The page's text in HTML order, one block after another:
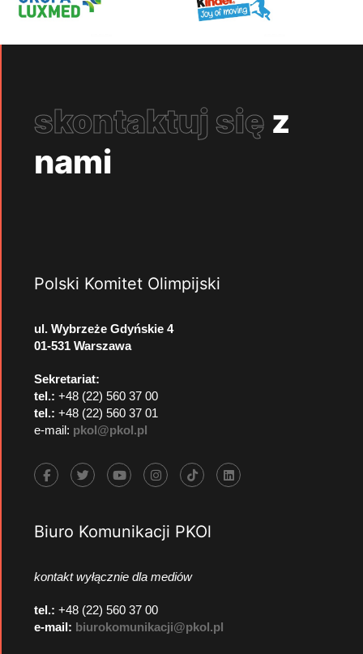
skontaktuj się z
nami
Polski Komitet Olimpijski
ul. Wybrzeże Gdyńskie 4
01-531 Warszawa
Sekretariat:
tel.: +48 (22) 560 37 00
tel.: +48 (22) 560 37 01
e-mail: pkol@pkol.pl
Biuro Komunikacji PKOl
kontakt wyłącznie dla mediów
tel.: +48 (22) 560 37 00
e-mail: biurokomunikacji@pkol.pl